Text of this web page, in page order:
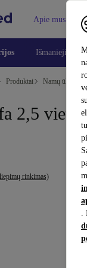
.
Apie mus
Išmanieji
Produktai Namų ūkis
2,5 vietų
rinkimas)